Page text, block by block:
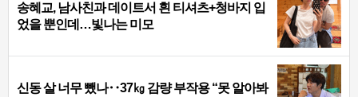
송혜교, 남사친과 데이트서 흰 티셔츠+청바지 입
었을 뿐인데…빛나는 미모
신동 살 너무 뺐나‥37㎏ 감량 부작용 “못 알아봐